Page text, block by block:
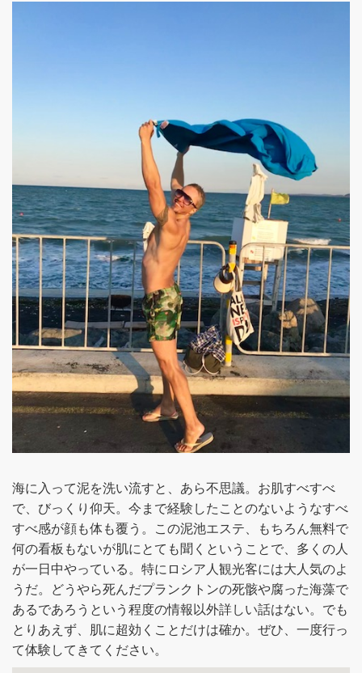
海に入って泥を洗い流すと、あら不思議。お肌すべすべ
で、びっくり仰天。今まで経験したことのないようなすべ
すべ感が顔も体も覆う。この泥池エステ、もちろん無料で
何の看板もないが肌にとても聞くということで、多くの人
が一日中やっている。特にロシア人観光客には大人気のよ
うだ。どうやら死んだプランクトンの死骸や腐った海藻で
あるであろうという程度の情報以外詳しい話はない。でも
とりあえず、肌に超効くことだけは確か。ぜひ、一度行っ
て体験してきてください。